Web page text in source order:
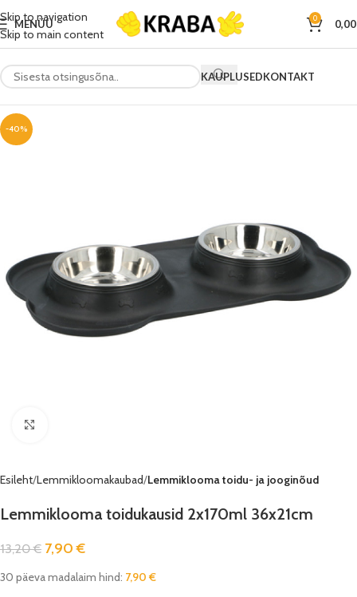
Skip to navigation
Skip to main content
MENÜÜ 0
KAUPLUSEDKONTAKT
-40%
Esileht Lemmikloomakaubad Lemmiklooma toidu- ja jooginõud
Lemmiklooma toidukausid 2x170ml 36x21cm
13,20€ 7,90€
30 päeva madalaim hind: 7,90 €